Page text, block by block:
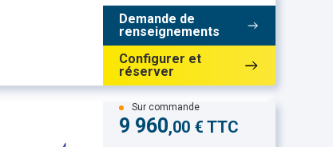
Demande de
renseignements
Configurer et
réserver
Sur commande
9 960,00 € TTC